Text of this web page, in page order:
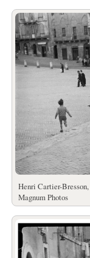
Henri Cartier-Bresson,
Magnum Photos